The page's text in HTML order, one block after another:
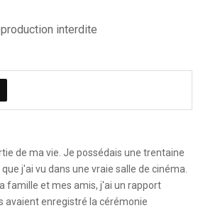
interdite
de ma vie. Je possédais une trentaine
j'ai vu dans une vraie salle de cinéma.
famille et mes amis, j'ai un rapport
enregistré la cérémonie